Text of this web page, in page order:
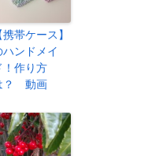
携帯ケース】
ハンドメイ
！作り方
？ 動画